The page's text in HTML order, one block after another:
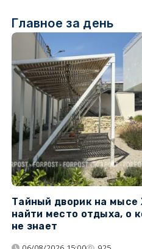
Главное за день
Тайный дворик на мысе
найти место отдыха, о
не знает